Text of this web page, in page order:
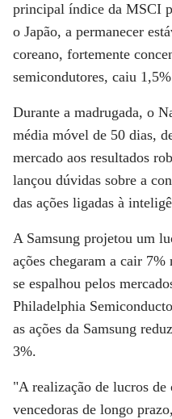
principal índice da MSCI
o Japão, a permanecer
coreano, fortemente
semicondutores, caiu
Durante a madrugada, o
média móvel de 50 dias,
mercado aos resultados
lançou dúvidas sobre a
das ações ligadas à
A Samsung projetou um
ações chegaram a cair
se espalhou pelos
Philadelphia
as ações da Samsung
3%.
"A realização de lucros de
vencedoras de longo